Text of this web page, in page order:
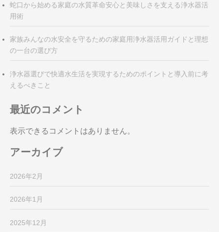
蛇口から始める家庭の水質革命安心と美味しさを支える浄水器活
用術
家族みんなの水安全を守るための家庭用浄水器活用ガイドと理想
の一台の選び方
浄水器選びで快適水生活を実現するためのポイントと導入前に考
えるべきこと
最近のコメント
表示できるコメントはありません。
アーカイブ
2026年2月
2026年1月
2025年12月